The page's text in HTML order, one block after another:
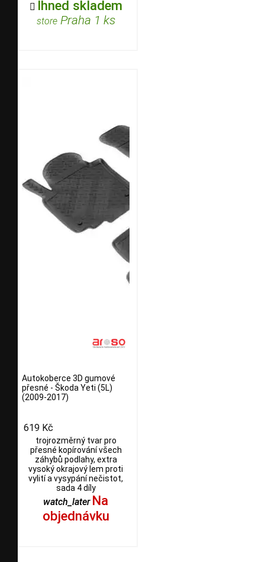
 Ihned skladem
storePraha 1 ks
Autokoberce 3D gumové
přesné - Škoda Yeti (5L)
(2009-2017)
619 Kč
trojrozměrný tvar pro
přesné kopírování všech
záhybů podlahy, extra
vysoký okrajový lem proti
vylití a vysypání nečistot,
sada 4 díly
watch_later Na
objednávku